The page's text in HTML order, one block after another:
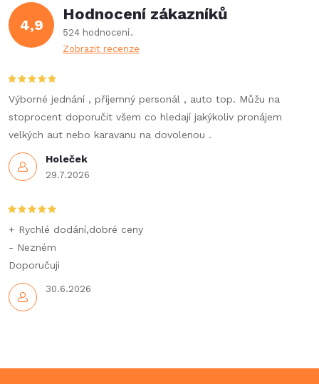
d
a
c
í
p
r
k
y
v
ý
i
4,9
Hodnocení zákazníků
524 hodnocení
Zobrazit recenze
Holeček
29.7.2026
Výborné jednání , příjemný personál , auto top. Můžu na
stoprocent doporučit všem co hledají jakýkoliv pronájem
velkých aut nebo karavanu na dovolenou .
30.6.2026
+ Rychlé dodání,dobré ceny
- Nezném
Doporučuji